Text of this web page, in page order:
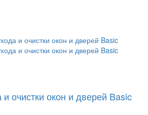
очистки окон и дверей Basic